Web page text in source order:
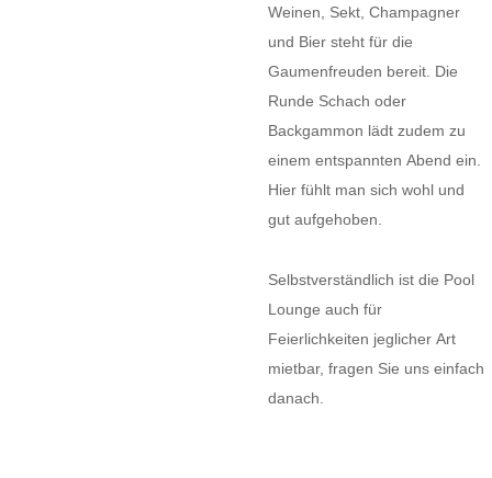
Weinen, Sekt, Champagner
und Bier steht für die
Gaumenfreuden bereit. Die
Runde Schach oder
Backgammon lädt zudem zu
einem entspannten Abend ein.
Hier fühlt man sich wohl und
gut aufgehoben.
Selbstverständlich ist die Pool
Lounge auch für
Feierlichkeiten jeglicher Art
mietbar, fragen Sie uns einfach
danach.